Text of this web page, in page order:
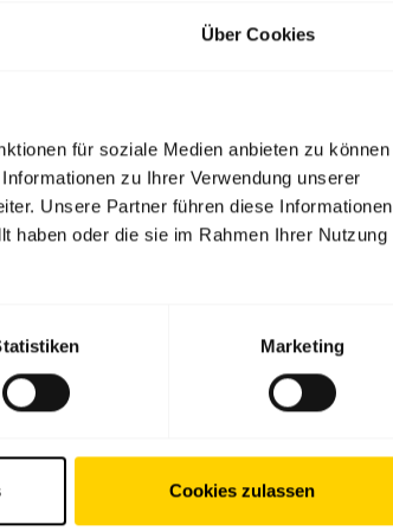
Über Cookies
für soziale Medien anbieten zu können
zu Ihrer Verwendung unserer
Unsere Partner führen diese Informationen
haben oder die sie im Rahmen Ihrer Nutzung
Marketing
Cookies zulassen